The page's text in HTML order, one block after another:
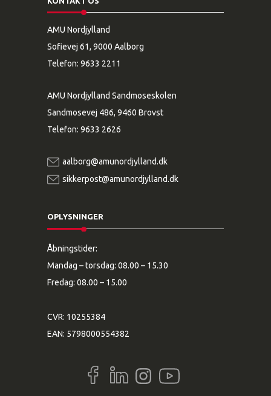
AMU Nordjylland
Sofievej 61, 9000 Aalborg
Telefon: 9633 2211
AMU Nordjylland Sandmoseskolen
Sandmosevej 486, 9460 Brovst
Telefon: 9633 2626
aalborg@amunordjylland.dk
sikkerpost@amunordjylland.dk
OPLYSNINGER
Åbningstider:
Mandag – torsdag: 08.00 – 15.30
Fredag: 08.00 – 15.00
CVR: 10255384
EAN: 5798000554382